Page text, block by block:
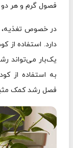
فصول گرم و هر
در خصوص تغذیه،
دارد. استفاده از
یک‌بار می‌تواند
به استفاده از
فصل رشد کمک